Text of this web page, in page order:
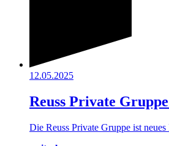
12.05.2025
Reuss Private
Die Reuss Private Gruppe ist